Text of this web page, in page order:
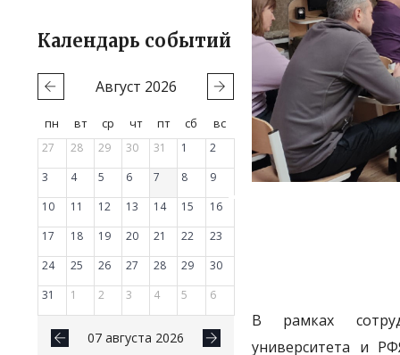
Календарь событий
Август 2026
пн вт ср чт пт сб
вс
27
28 29 30 31 1
2
3
4 5 6 7 8
9
10
11 12 13 14 15
16
17
18 19 20 21 22
23
24
25 26 27 28 29
30
31
1 2 3 4 5 6
07 августа 2026
В рамках
университета и